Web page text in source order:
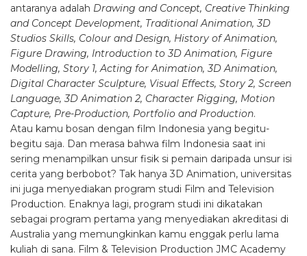
antaranya adalah Drawing and Concept, Creative Thinking
and Concept Development, Traditional Animation, 3D
Studios Skills, Colour and Design, History of Animation,
Figure Drawing, Introduction to 3D Animation, Figure
Modelling, Story 1, Acting for Animation, 3D Animation,
Digital Character Sculpture, Visual Effects, Story 2, Screen
Language, 3D Animation 2, Character Rigging, Motion
Capture, Pre-Production, Portfolio and Production.
Atau kamu bosan dengan film Indonesia yang begitu-
begitu saja. Dan merasa bahwa film Indonesia saat ini
sering menampilkan unsur fisik si pemain daripada unsur isi
cerita yang berbobot? Tak hanya 3D Animation, universitas
ini juga menyediakan program studi Film and Television
Production. Enaknya lagi, program studi ini dikatakan
sebagai program pertama yang menyediakan akreditasi di
Australia yang memungkinkan kamu enggak perlu lama
kuliah di sana. Film & Television Production JMC Academy